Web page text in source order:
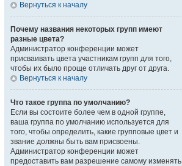
Вернуться к началу
Почему названия некоторых групп имеют
разные цвета?
Администратор конференции может
присваивать цвета участникам групп для того,
чтобы их было проще отличать друг от друга.
Вернуться к началу
Что такое группа по умолчанию?
Если вы состоите более чем в одной группе,
ваша группа по умолчанию используется для
того, чтобы определить, какие групповые цвет и
звание должны быть вам присвоены.
Администратор конференции может
предоставить вам разрешение самому изменять